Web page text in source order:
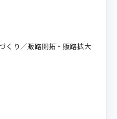
くり／販路開拓・販路拡大